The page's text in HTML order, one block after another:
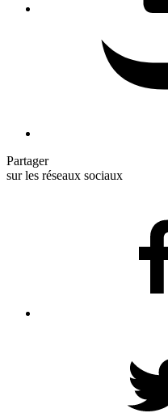
Partager
sur les réseaux sociaux